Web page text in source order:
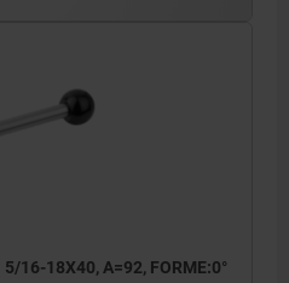
5/16-18X40, A=92, FORME:0°